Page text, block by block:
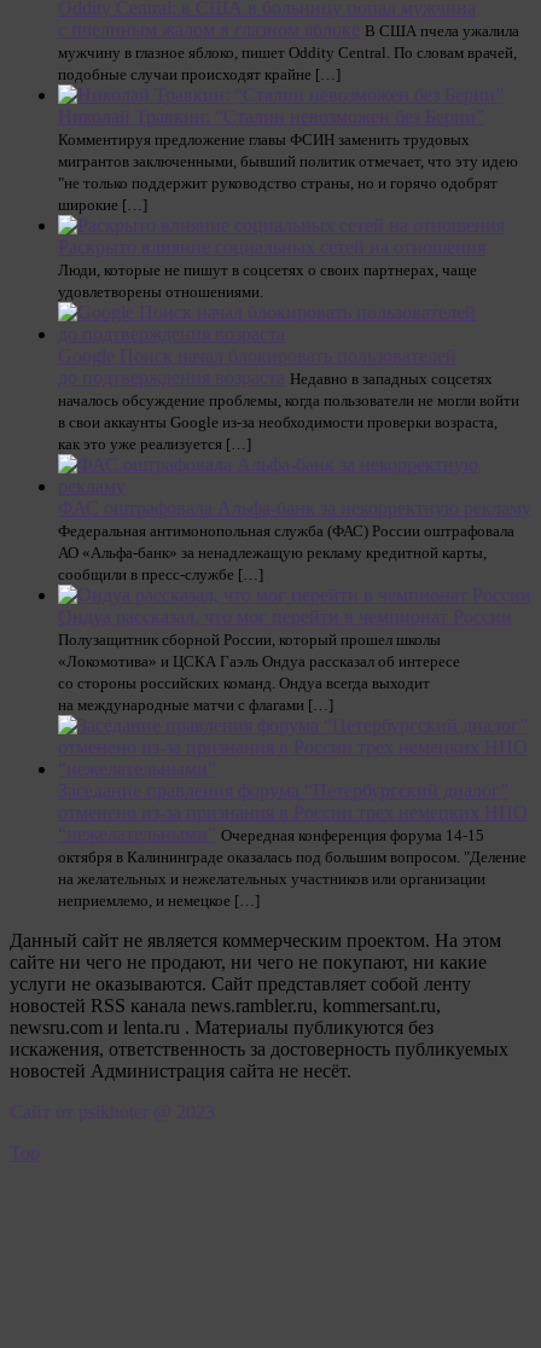
Oddity Central: в США в больницу попал мужчина
с пчелиным жалом в глазном яблоке В США пчела ужалила
мужчину в глазное яблоко, пишет Oddity Central. По словам врачей,
подобные случаи происходят крайне […]
Николай Травкин: “Сталин невозможен без Берии”
Комментируя предложение главы ФСИН заменить трудовых
мигрантов заключенными, бывший политик отмечает, что эту идею
"не только поддержит руководство страны, но и горячо одобрят
широкие […]
Раскрыто влияние социальных сетей на отношения
Люди, которые не пишут в соцсетях о своих партнерах, чаще
удовлетворены отношениями.
Google Поиск начал блокировать пользователей
до подтверждения возраста Недавно в западных соцсетях
началось обсуждение проблемы, когда пользователи не могли войти
в свои аккаунты Google из-за необходимости проверки возраста,
как это уже реализуется […]
ФАС оштрафовала Альфа-банк за некорректную рекламу
Федеральная антимонопольная служба (ФАС) России оштрафовала
АО «Альфа-банк» за ненадлежащую рекламу кредитной карты,
сообщили в пресс-службе […]
Ондуа рассказал, что мог перейти в чемпионат России
Полузащитник сборной России, который прошел школы
«Локомотива» и ЦСКА Гаэль Ондуа рассказал об интересе
со стороны российских команд. Ондуа всегда выходит
на международные матчи с флагами […]
Заседание правления форума “Петербургский диалог”
отменено из-за признания в России трех немецких НПО
“нежелательными” Очередная конференция форума 14-15
октября в Калининграде оказалась под большим вопросом. "Деление
на желательных и нежелательных участников или организации
неприемлемо, и немецкое […]
Данный сайт не является коммерческим проектом. На этом
сайте ни чего не продают, ни чего не покупают, ни какие
услуги не оказываются. Сайт представляет собой ленту
новостей RSS канала news.rambler.ru, kommersant.ru,
newsru.com и lenta.ru . Материалы публикуются без
искажения, ответственность за достоверность публикуемых
новостей Администрация сайта не несёт.
Сайт от psikhoter @ 2023
Top